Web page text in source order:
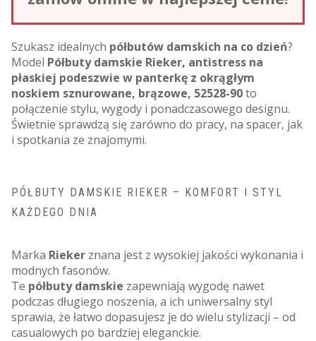
Szukasz idealnych półbutów damskich na co dzień?
Model Półbuty damskie Rieker, antistress na
płaskiej podeszwie w panterkę z okrągłym
noskiem sznurowane, brązowe, 52528-90to
połączenie stylu, wygody i ponadczasowego designu.
Świetnie sprawdzą się zarówno do pracy, na spacer, jak
i spotkania ze znajomymi.
PÓŁBUTY DAMSKIE RIEKER – KOMFORT I STYL
KAŻDEGO DNIA
Marka Rieker znana jest z wysokiej jakości wykonania i
modnych fasonów.
Te półbuty damskie zapewniają wygodę nawet
podczas długiego noszenia, a ich uniwersalny styl
sprawia, że łatwo dopasujesz je do wielu stylizacji – od
casualowych po bardziej eleganckie.